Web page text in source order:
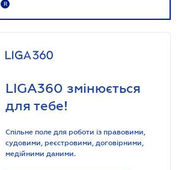
R
LIGA360 змінюється
для тебе!
Спільне поле для роботи із правовими,
судовими, реєстровими, договірними,
медійними даними.